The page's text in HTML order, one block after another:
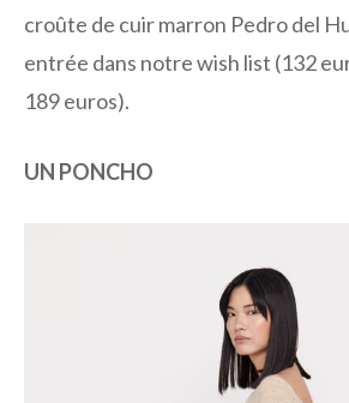
croûte de cuir marron Pedro del
entrée dans notre wish list (132
189 euros).
UN PONCHO